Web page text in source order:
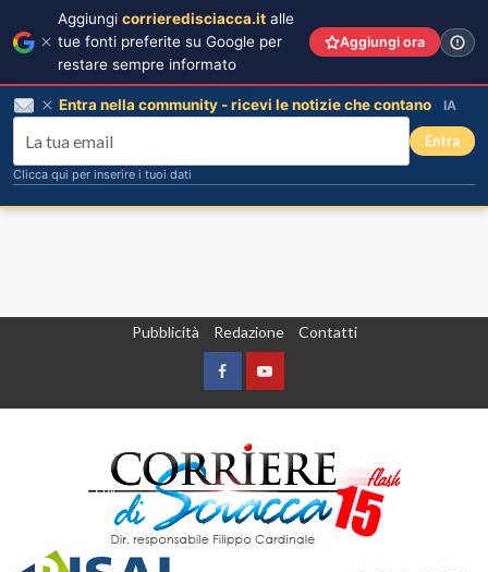
Pubblicità Redazione Contatti
FacebookYountube
Aggiungi corrieredisciacca.it alle
tue fonti preferite su Google per
restare sempre informato
Aggiungi ora
Entra nella community - ricevi le notizie che contano IA
Entra
Clicca qui per inserire i tuoi dati